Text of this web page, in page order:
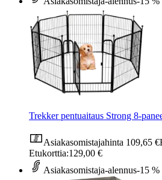
Trekker pentuaitaus Strong 8-
Asiakasomistajahinta 109,65 €
Etukorttia:129,00 €
Asiakasomistaja-alennus-15 %